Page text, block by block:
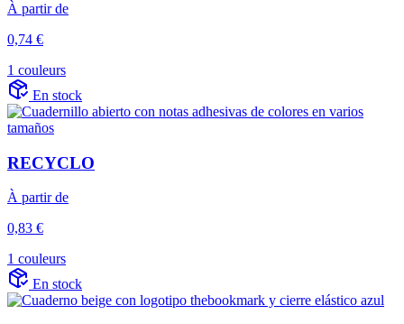
À partir de
0,74 €
1 couleurs
En stock
RECYCLO
À partir de
0,83 €
1 couleurs
En stock